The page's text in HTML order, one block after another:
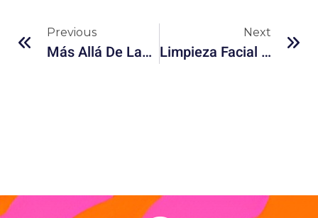
Previous
Más Allá De Las Medallas: Los Nuevos Regalos Olímpicos En París 2024
Next
Limpieza Facial Casera Con Manzana Y Yogur